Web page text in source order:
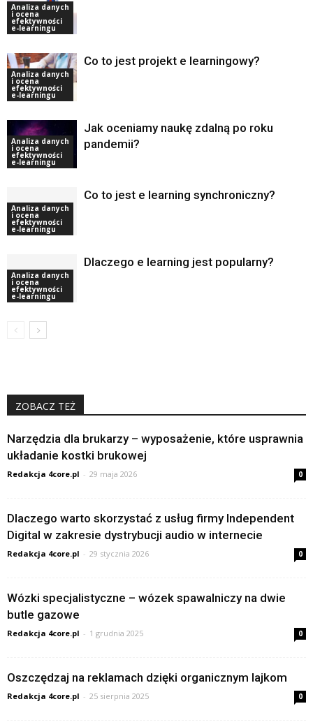
Analiza danych
i ocena
efektywności
e-learningu
Analiza danych
i ocena
efektywności
e-learningu
Co to jest projekt e learningowy?
Analiza danych
i ocena
efektywności
e-learningu
Jak oceniamy naukę zdalną po roku
pandemii?
Analiza danych
i ocena
efektywności
e-learningu
Co to jest e learning synchroniczny?
Analiza danych
i ocena
efektywności
e-learningu
Dlaczego e learning jest popularny?
ZOBACZ TEŻ
Narzędzia dla brukarzy – wyposażenie, które usprawnia
układanie kostki brukowej
Redakcja 4core.pl - 29 maja 2026 0
Dlaczego warto skorzystać z usług firmy Independent
Digital w zakresie dystrybucji audio w internecie
Redakcja 4core.pl - 29 stycznia 2026 0
Wózki specjalistyczne – wózek spawalniczy na dwie
butle gazowe
Redakcja 4core.pl - 1 grudnia 2025 0
Oszczędzaj na reklamach dzięki organicznym lajkom
Redakcja 4core.pl - 25 sierpnia 2025 0